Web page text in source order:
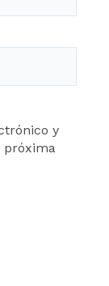
y
próxima